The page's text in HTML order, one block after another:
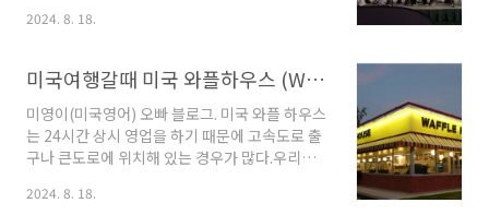
오빠도 됐습니다. 누...누..나..고마워 ㅜㅜ영어에
니다.미국인들은 알뜰해서 물려받는 것 ..
Langauge' 라합니다. 미국에 오면 영어를 잘하
치 테스트를 받아야 합니다. 시험은 사시는 해당
주에서 1년에 한번 ESL 시험지를 배분하고 학교
에서 컴퓨터로 시험을 치게 됩니다.테스트 후 학
생이 영어가 필요할 것 같으면 수준별 수업이 정
해지고 꼭 수업에 참여해야 해요. 이때 한국 학부
니다. 학부모님들은 미국에 오시기 전에도 높은
2024. 8. 18.
미국여행갈때 미국 와플하우스 (Waffle House)들려요/ 계란 익힘에 따른 주문 꿀팁/ How would you like your eggs?
미영이(미국영어) 오빠 블로그. 미국 와플 하우스
는 24시간 상시 영업을 하기 때문에 고속도로 출
구나 큰도로에 위치해 있는 경우가 많다.우리나
이지만 퀄리티가 막 뛰어난 것은 아니지만 미국
2024. 8. 18.